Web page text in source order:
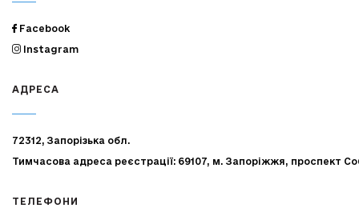
Facebook
Instagram
АДРЕСА
72312, Запорізька обл.
Тимчасова адреса реєстрації: 69107, м. Запоріжжя, проспект
ТЕЛЕФОНИ